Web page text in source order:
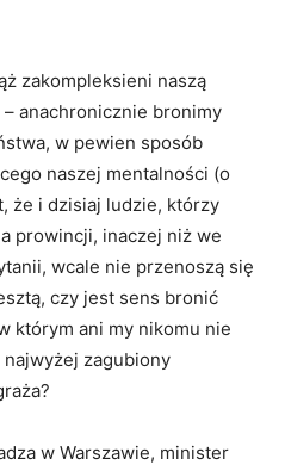
zakompleksieni naszą
anachronicznie bronimy
w pewien sposób
naszej mentalności (o
że i dzisiaj ludzie, którzy
prowincji, inaczej niż we
wcale nie przenoszą się
czy jest sens bronić
którym ani my nikomu nie
najwyżej zagubiony
w Warszawie, minister